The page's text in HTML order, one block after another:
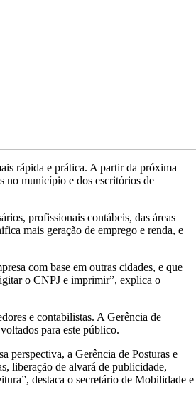
rápida e prática. A partir da próxima
no município e dos escritórios de
profissionais contábeis, das áreas
mais geração de emprego e renda, e
com base em outras cidades, e que
o CNPJ e imprimir”, explica o
e contabilistas. A Gerência de
para este público.
perspectiva, a Gerência de Posturas e
liberação de alvará de publicidade,
destaca o secretário de Mobilidade e